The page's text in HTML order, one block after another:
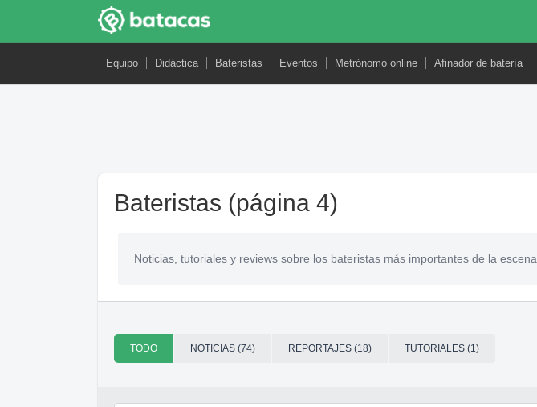
Equipo Didáctica Bateristas Eventos Metrónomo online Afinador de batería
Bateristas (página 4)
Noticias, tutoriales y reviews sobre los bateristas más importantes de la escena
TODO NOTICIAS (74) REPORTAJES (18) TUTORIALES (1)